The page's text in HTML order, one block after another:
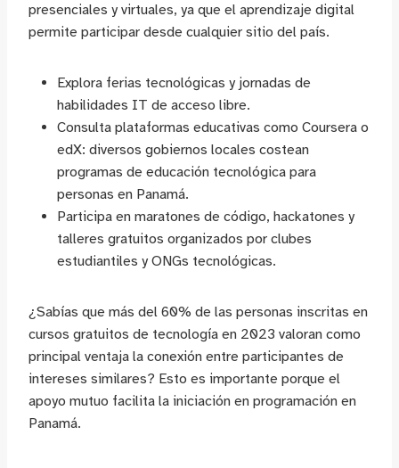
presenciales y virtuales, ya que el aprendizaje digital
permite participar desde cualquier sitio del país.
Explora ferias tecnológicas y jornadas de
habilidades IT de acceso libre.
Consulta plataformas educativas como Coursera o
edX: diversos gobiernos locales costean
programas de educación tecnológica para
personas en Panamá.
Participa en maratones de código, hackatones y
talleres gratuitos organizados por clubes
estudiantiles y ONGs tecnológicas.
¿Sabías que más del 60% de las personas inscritas en
cursos gratuitos de tecnología en 2023 valoran como
principal ventaja la conexión entre participantes de
intereses similares? Esto es importante porque el
apoyo mutuo facilita la iniciación en programación en
Panamá.